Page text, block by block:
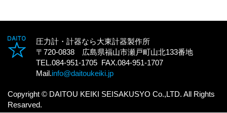
圧力計・計器なら大東計器製作所
〒720-0838 広島県福山市瀬戸町山北133番地
TEL.084-951-1705 FAX.084-951-1707
Mail.info@daitoukeiki.jp
Copyright © DAITOU KEIKI SEISAKUSYO Co.,LTD. All Rights
Resarved.